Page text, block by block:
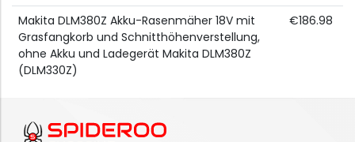
Makita DLM380Z Akku-Rasenmäher 18V mit
Grasfangkorb und Schnitthöhenverstellung,
ohne Akku und Ladegerät Makita DLM380Z
(DLM330Z)
€186.98